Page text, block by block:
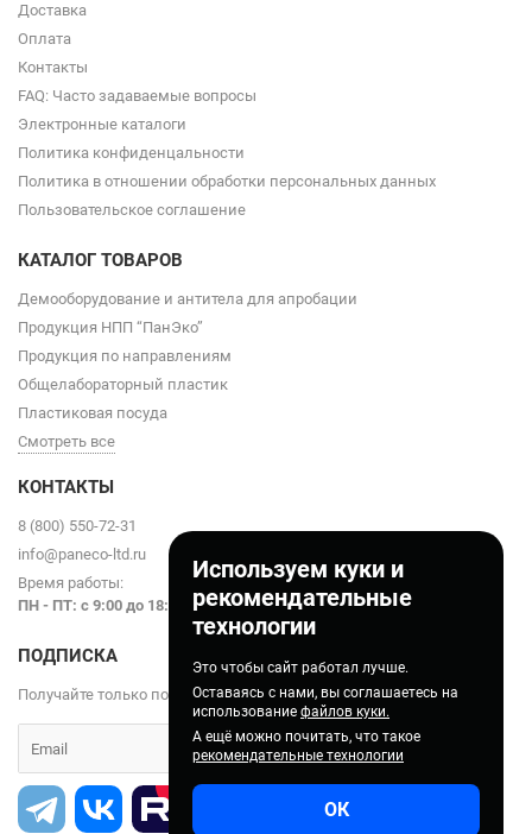
Используем куки и
рекомендательные
технологии
Это чтобы сайт работал лучше.
Оставаясь с нами, вы соглашаетесь на
использование файлов куки.
А ещё можно почитать, что такое
рекомендательные технологии
ОК
Доставка
Оплата
Контакты
FAQ: Часто задаваемые вопросы
Электронные каталоги
Политика конфиденцальности
Политика в отношении обработки персональных данных
Пользовательское соглашение
КАТАЛОГ ТОВАРОВ
Демооборудование и антитела для апробации
Продукция НПП “ПанЭко”
Продукция по направлениям
Общелабораторный пластик
Пластиковая посуда
Смотреть все
КОНТАКТЫ
8 (800) 550-72-31
info@paneco-ltd.ru
Время работы:
ПН - ПТ: с 9:00 до 18:00
ПОДПИСКА
Получайте только полезные статьи!